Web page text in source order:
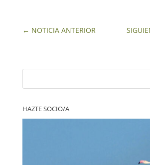
← NOTICIA ANTERIOR
HAZTE SOCIO/A